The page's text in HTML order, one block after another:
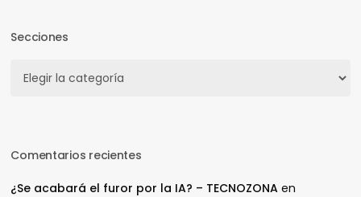
Secciones
Comentarios recientes
¿Se acabará el furor por la IA? – TECNOZONA en